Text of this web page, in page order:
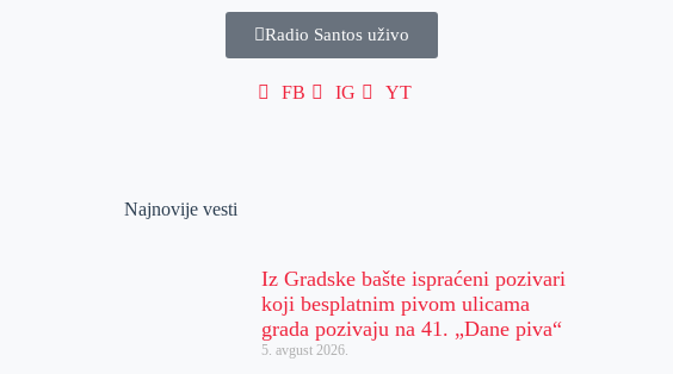
Radio Santos uživo
FB IG YT
Najnovije vesti
Iz Gradske bašte ispraćeni pozivari
koji besplatnim pivom ulicama
grada pozivaju na 41. „Dane piva“
5. avgust 2026.